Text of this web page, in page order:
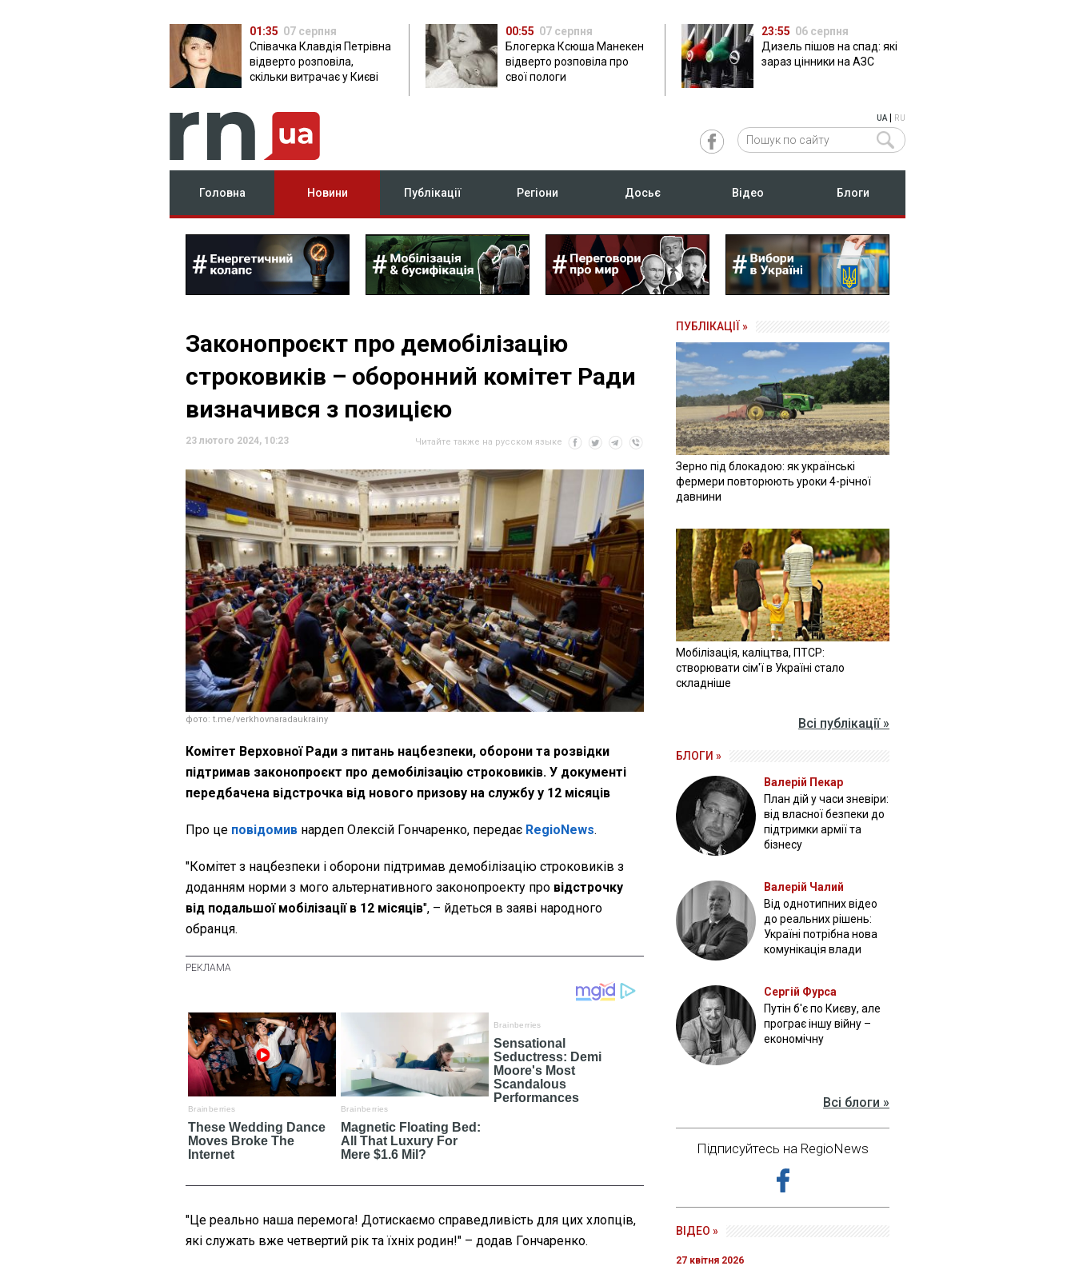
01:35 07 серпня
Співачка Клавдія Петрівна
відверто розповіла,
скільки витрачає у Києві
00:55 07 серпня
Блогерка Ксюша Манекен
відверто розповіла про
свої пологи
23:55 06 серпня
Дизель пішов на спад: які
зараз цінники на АЗС
UA| RU
Головна Новини Публікації Регіони Досьє Відео Блоги
Законопроєкт про демобілізацію
строковиків – оборонний комітет Ради
визначився з позицією
23 лютого 2024, 10:23 Читайте также на русском языке
фото: t.me/verkhovnaradaukrainy
Комітет Верховної Ради з питань нацбезпеки, оборони та розвідки
підтримав законопроєкт про демобілізацію строковиків. У документі
передбачена відстрочка від нового призову на службу у 12 місяців
Про це повідомив нардеп Олексій Гончаренко, передає RegioNews.
"Комітет з нацбезпеки і оборони підтримав демобілізацію строковиків з
доданням норми з мого альтернативного законопроекту про відстрочку
від подальшої мобілізації в 12 місяців", – йдеться в заяві народного
обранця.
"Це реально наша перемога! Дотискаємо справедливість для цих хлопців,
які служать вже четвертий рік та їхніх родин!" – додав Гончаренко.
ПУБЛІКАЦІЇ »
Зерно під блокадою: як українські
фермери повторюють уроки 4-річної
давнини
Мобілізація, каліцтва, ПТСР:
створювати сім'ї в Україні стало
складніше
Всі публікації »
БЛОГИ »
Валерій Пекар
План дій у часи зневіри:
від власної безпеки до
підтримки армії та
бізнесу
Валерій Чалий
Від однотипних відео
до реальних рішень:
Україні потрібна нова
комунікація влади
Сергій Фурса
Путін б'є по Києву, але
програє іншу війну –
економічну
Всі блоги »
Підписуйтесь на RegioNews
ВІДЕО »
27 квітня 2026